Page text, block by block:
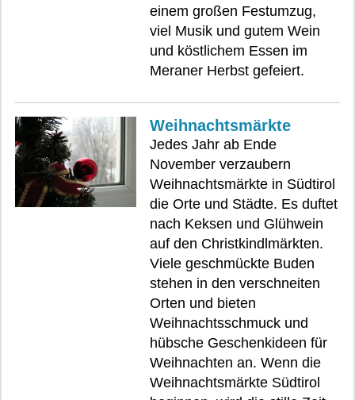
einem großen Festumzug,
viel Musik und gutem Wein
und köstlichem Essen im
Meraner Herbst gefeiert.
Weihnachtsmärkte
Jedes Jahr ab Ende
November verzaubern
Weihnachtsmärkte in Südtirol
die Orte und Städte. Es duftet
nach Keksen und Glühwein
auf den Christkindlmärkten.
Viele geschmückte Buden
stehen in den verschneiten
Orten und bieten
Weihnachtsschmuck und
hübsche Geschenkideen für
Weihnachten an. Wenn die
Weihnachtsmärkte Südtirol